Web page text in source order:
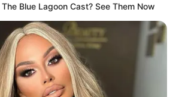
Blue Lagoon Cast? See Them Now